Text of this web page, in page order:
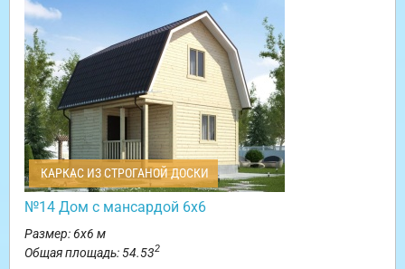
КАРКАС ИЗ СТРОГАНОЙ ДОСКИ
№14 Дом с мансардой 6х6
Размер: 6х6 м
Общая площадь: 54.532